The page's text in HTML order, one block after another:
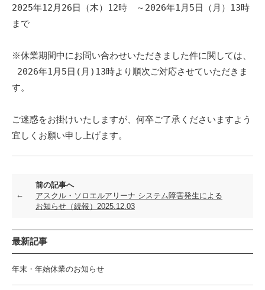
2025年12月26日（木）12時　～2026年1月5日（月）13時
まで
※休業期間中にお問い合わせいただきました件に関しては、
す。
ご迷惑をお掛けいたしますが、何卒ご了承くださいますよう
宜しくお願い申し上げます。
前の記事へ
アスクル・ソロエルアリーナ システム障害発生による
お知らせ（続報）2025.12.03
最新記事
年末・年始休業のお知らせ